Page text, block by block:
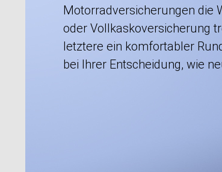
Motorradversicherungen die
oder Vollkaskoversicherung
letztere ein komfortabler
bei Ihrer Entscheidung, wie